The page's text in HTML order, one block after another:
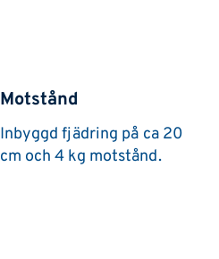
Motstånd
Inbyggd fjädring på ca 20
cm och 4 kg motstånd.